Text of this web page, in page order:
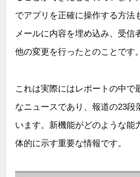
でアプリを正確に操作する方法
メールに内容を埋め込み、受信
他の変更を行ったとのことです。
これは実際にはレポートの中で
なニュースであり、報道の23段
います。新機能がどのような能
体的に示す重要な情報です。